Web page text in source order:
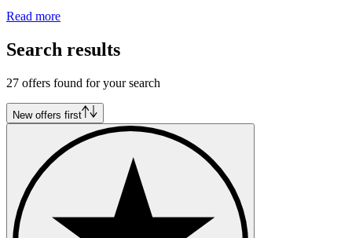
Read more
Search results
27 offers found for your search
New offers first